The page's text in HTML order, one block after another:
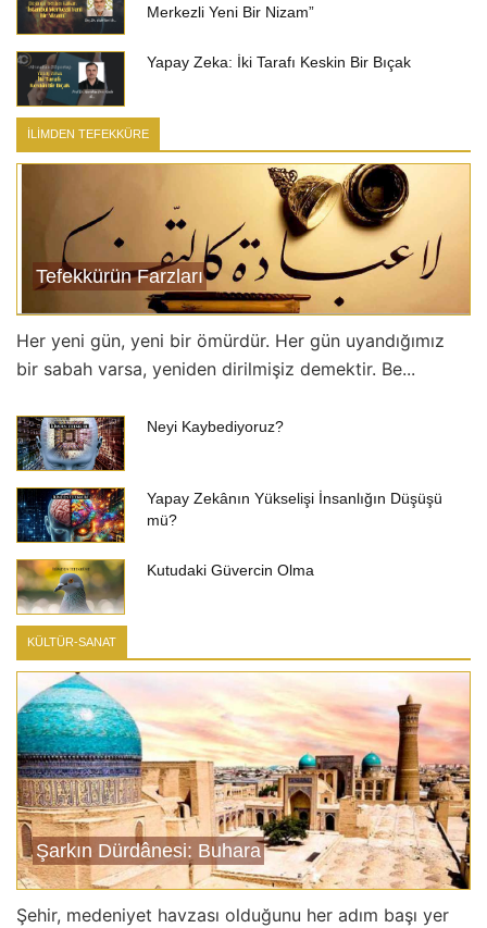
Merkezli Yeni Bir Nizam”
Yapay Zeka: İki Tarafı Keskin Bir Bıçak
İLİMDEN TEFEKKÜRE
Tefekkürün Farzları
Her yeni gün, yeni bir ömürdür. Her gün uyandığımız
bir sabah varsa, yeniden dirilmişiz demektir. Be...
Neyi Kaybediyoruz?
Yapay Zekânın Yükselişi İnsanlığın Düşüşü
mü?
Kutudaki Güvercin Olma
KÜLTÜR-SANAT
Şarkın Dürdânesi: Buhara
Şehir, medeniyet havzası olduğunu her adım başı yer